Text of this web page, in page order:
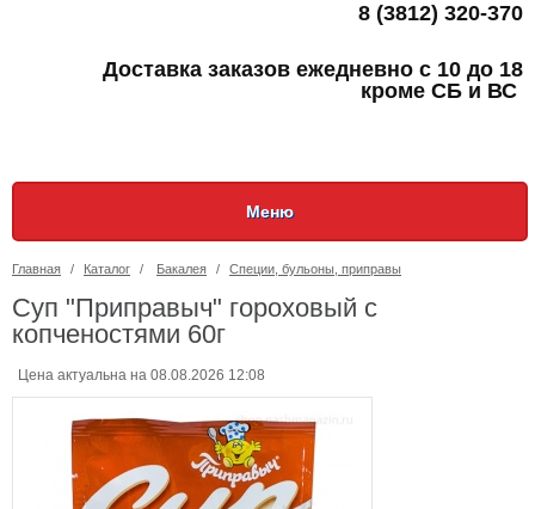
8 (3812) 320-370
Доставка заказов ежедневно с 10 до 18
кроме СБ и ВС
Меню
Главная / Каталог / Бакалея / Специи, бульоны, приправы
Суп "Приправыч" гороховый с
копченостями 60г
Цена актуальна на 08.08.2026 12:08